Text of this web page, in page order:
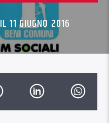
IL 11 GIUGNO 2016